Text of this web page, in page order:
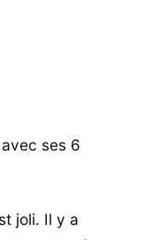
ses 6
joli. Il y a